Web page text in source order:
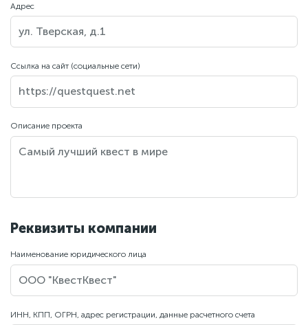
Адрес
Ссылка на сайт (социальные сети)
Описание проекта
Реквизиты компании
Наименование юридического лица
ИНН, КПП, ОГРН, адрес регистрации, данные расчетного счета